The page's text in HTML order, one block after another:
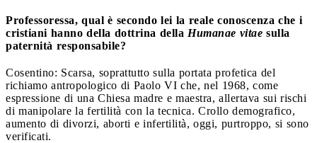
Professoressa, qual è secondo lei la reale conoscenza che i
cristiani hanno della dottrina della Humanae vitae sulla
paternità responsabile?
Cosentino: Scarsa, soprattutto sulla portata profetica del
richiamo antropologico di Paolo VI che, nel 1968, come
espressione di una Chiesa madre e maestra, allertava sui rischi
di manipolare la fertilità con la tecnica. Crollo demografico,
aumento di divorzi, aborti e infertilità, oggi, purtroppo, si sono
verificati.